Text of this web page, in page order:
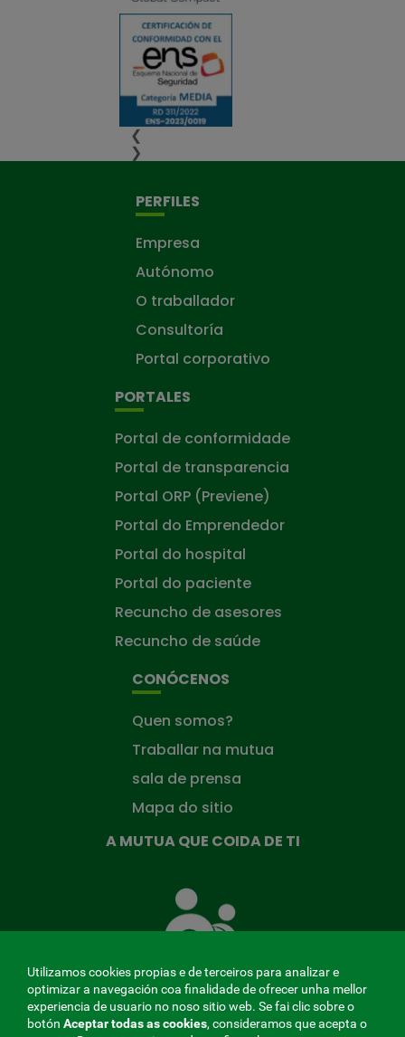
❮
❯
PERFILES
Empresa
Autónomo
O traballador
Consultoría
Portal corporativo
PORTALES
Portal de conformidade
Portal de transparencia
Portal ORP (Previene)
Portal do Emprendedor
Portal do hospital
Portal do paciente
Recuncho de asesores
Recuncho de saúde
CONÓCENOS
Quen somos?
Traballar na mutua
sala de prensa
Mapa do sitio
A MUTUA QUE COIDA DE TI
Mutua
que
Utilizamos cookies propias e de terceiros para analizar e
optimizar a navegación coa finalidade de ofrecer unha mellor
experiencia de usuario no noso sitio web. Se fai clic sobre o
botón Aceptar todas as cookies, consideramos que acepta o